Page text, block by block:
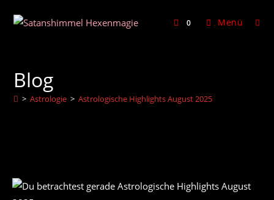
Inhalt
0 Menü
Blog
> Astrologie > Astrologische Highlights August 2025